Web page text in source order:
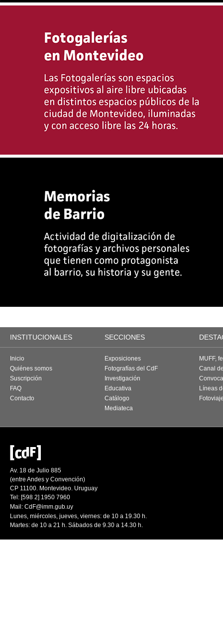
INSTITUCIONALES SECCIONES
Inicio
Quiénes somos
Suscripción
FAQ
Contacto
Exposiciones
Fotografías del CdF
Investigación
Educativa
Catálogo
Mediateca
MUFF,
Canal
Líneas
Av. 18 de Julio 885
(entre Andes y Convención)
CP 11100. Montevideo. Uruguay
Tel: [598 2] 1950 7960
Mail: CdF@imm.gub.uy
Lunes, miércoles, jueves, viernes: de 10 a 19.30 h.
Martes: de 10 a 21 h. Sábados de 9.30 a 14.30 h.